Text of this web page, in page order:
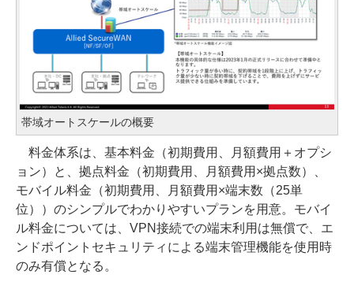
帯域オートスケールの概要
料金体系は、基本料金（初期費用、月額費用＋オプシ
ョン）と、拠点料金（初期費用、月額費用×拠点数）、
モバイル料金（初期費用、月額費用×端末数（25単
位））のシンプルでわかりやすいプランを用意。モバイ
ル料金については、VPN接続での端末利用は無償で、エ
ンドポイントセキュリティによる端末管理機能を使用時
のみ有償となる。